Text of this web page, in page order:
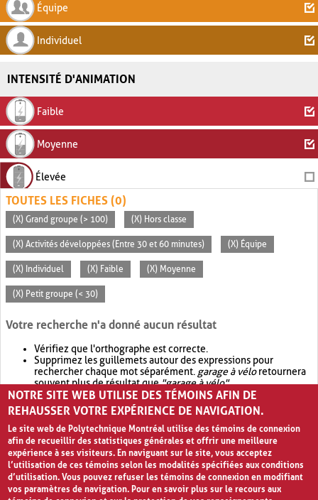
Équipe
Individuel
INTENSITÉ D'ANIMATION
Faible
Moyenne
Élevée
TOUTES LES FICHES (0)
(X) Grand groupe (> 100) (X) Hors classe
(X) Activités développées (Entre 30 et 60 minutes) (X) Équipe
(X) Individuel (X) Faible (X) Moyenne
(X) Petit groupe (< 30)
Votre recherche n'a donné aucun résultat
Vérifiez que l'orthographe est correcte.
Supprimez les guillemets autour des expressions pour
rechercher chaque mot séparément. garage à véloretournera
souvent plus de résultat que"garage à vélo".
Envisagez d'élargir votre recherche avec OR.garage OR vélo
retournera souvent plus de résultat quegarage à vélo
NOTRE SITE WEB UTILISE DES TÉMOINS AFIN DE
REHAUSSER VOTRE EXPÉRIENCE DE NAVIGATION.
Le site web de Polytechnique Montréal utilise des témoins de connexion
afin de recueillir des statistiques générales et offrir une meilleure
expérience à ses visiteurs. En naviguant sur le site, vous acceptez
l’utilisation de ces témoins selon les modalités spécifiées aux conditions
d’utilisation. Vous pouvez refuser les témoins de connexion en modifiant
vos paramètres de navigation. Pour en savoir plus sur le recours aux